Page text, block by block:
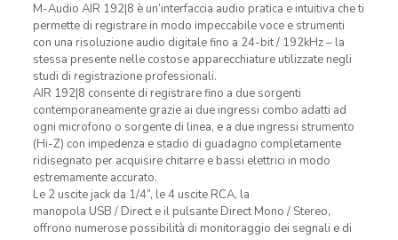
M-Audio AIR 192|8 è un’interfaccia audio pratica e intuitiva che ti
permette di registrare in modo impeccabile voce e strumenti
con una risoluzione audio digitale fino a 24-bit / 192kHz – la
stessa presente nelle costose apparecchiature utilizzate negli
studi di registrazione professionali.
AIR 192|8 consente di registrare fino a due sorgenti
contemporaneamente grazie ai due ingressi combo adatti ad
ogni microfono o sorgente di linea, e a due ingressi strumento
(Hi-Z) con impedenza e stadio di guadagno completamente
ridisegnato per acquisire chitarre e bassi elettrici in modo
estremamente accurato.
Le 2 uscite jack da 1/4”, le 4 uscite RCA, la
manopola USB / Direct e il pulsante Direct Mono / Stereo,
offrono numerose possibilità di monitoraggio dei segnali e di